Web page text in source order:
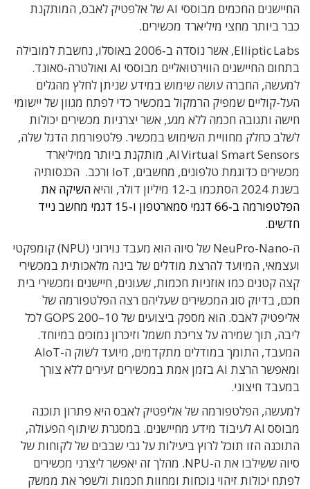
החיישנים החכמים מבוססי AI של אלפטיק לאבס, המותקנת
כבר ביותר מחצי מיליארד מכשירים.
Elliptic Labs, אשר נוסדה ב‑2006 באוסלו, נחשבת למובילה
בתחום החיישנים הווירטואליים מבוססי AI ואולטרה‑סאונד.
למעשה, החברה עושה שימוש במידע שניתן לחלץ מהגלים
העל-קוליים שמפיק הרמקול במכשיר כדי לפתח מגוון של יישומי
חישה ותגובה חכמה ללא מגע, אשר יצרניות מכשירים יכולות
לשלב כחלק מחוויית השימוש במכשיר. פלטפורמת הדגל שלה,
AI Virtual Smart Sensors, מותקנת ביותר ממיליארד
מכשירים כדוגמת טלפונים, מחשבים, IoT ורכב. הכנסותיה
בשנת 2024 הסתכמו ב-12 מיליון דולר, והיא
השיקה את
הפלטפורמה ב‑66 דגמי סמארטפון ו‑15 דגמי מחשב נייד
חדשים.
ה-NeuPro-Nano של סיוה הוא מעבד נוירוני (NPU) קומפקטי
ועצמאי, המיועד להרצת מודלים של בינה מלאכותית במכשירי
קצה קטנים כמו אוזניות חכמות, שעונים, חיישנים ומכשירי בית
חכם, בדיוק סוג המכשירים שעליהם רצה הפלטפורמה של
אליפטיק לאבס. הוא מספק ביצועים של 10–200 GOPS לכל
ליבה, תוך שמירה על צריכת חשמל וזיכרון נמוכים במיוחד.
המעבד, התומך במודלים מתקדמים, מיועד לשוק ה-AIoT
ומאפשר הרצת AI בזמן אמת במכשירים זעירים ללא צורך
במעבד חיצוני.
למעשה, הפלטפורמה של אליפטיק לאבס היא פתרון תוכנה
מבוסס AI לעיבוד מידע מחיישנים. במסגרת שיתוף הפעולה,
התוכנה הזו תוכל לרוץ ביעילות על גבי שבבים של לקוחות של
סיוה ששילבו את ה-NPU.
מהלך זה יאפשר ליצרני מכשירים
לפתח יכולות זיהוי נוכחות ומחוות חכמות ולשפר את ממשק